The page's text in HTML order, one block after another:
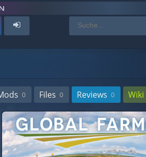
0 Files 0 Reviews 0 Wiki